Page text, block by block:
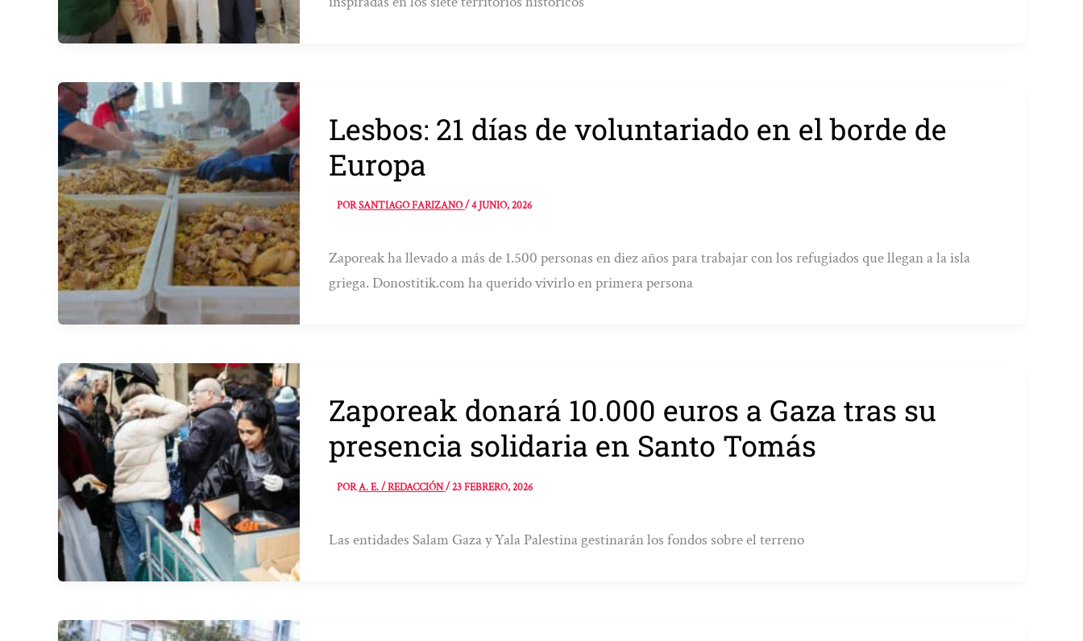
Lesbos: 21 días de voluntariado en el borde de
Europa
PORSANTIAGO FARIZANO/4 JUNIO, 2026
Zaporeak ha llevado a más de 1.500 personas en diez años para trabajar con los refugiados que llegan a la isla
griega. Donostitik.com ha querido vivirlo en primera persona
Zaporeak donará 10.000 euros a Gaza tras su
presencia solidaria en Santo Tomás
PORA. E. / REDACCIÓN/23 FEBRERO, 2026
Las entidades Salam Gaza y Yala Palestina gestinarán los fondos sobre el terreno